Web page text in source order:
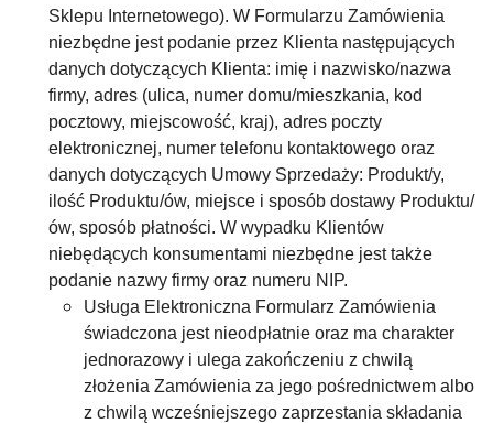
Sklepu Internetowego). W Formularzu Zamówienia
niezbędne jest podanie przez Klienta następujących
danych dotyczących Klienta: imię i nazwisko/nazwa
firmy, adres (ulica, numer domu/mieszkania, kod
pocztowy, miejscowość, kraj), adres poczty
elektronicznej, numer telefonu kontaktowego oraz
danych dotyczących Umowy Sprzedaży: Produkt/y,
ilość Produktu/ów, miejsce i sposób dostawy Produktu/
ów, sposób płatności. W wypadku Klientów
niebędących konsumentami niezbędne jest także
podanie nazwy firmy oraz numeru NIP.
Usługa Elektroniczna Formularz Zamówienia
świadczona jest nieodpłatnie oraz ma charakter
jednorazowy i ulega zakończeniu z chwilą
złożenia Zamówienia za jego pośrednictwem albo
z chwilą wcześniejszego zaprzestania składania